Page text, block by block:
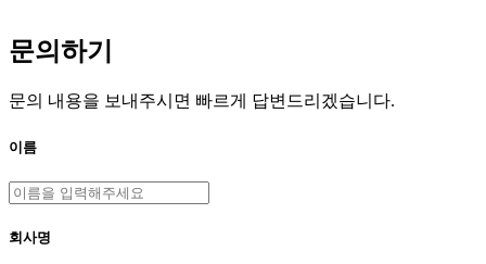
문의하기
문의 내용을 보내주시면 빠르게 답변드리겠습니다.
이름
회사명